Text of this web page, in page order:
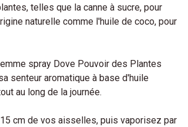
telles que la canne à sucre, pour
naturelle comme l'huile de coco, pour
spray Dove Pouvoir des Plantes
senteur aromatique à base d'huile
au long de la journée.
cm de vos aisselles, puis vaporisez par